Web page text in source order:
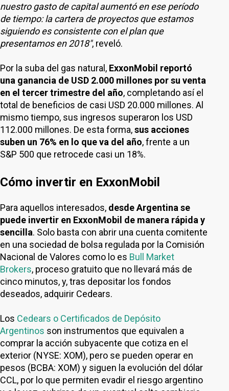
nuestro gasto de capital aumentó en ese período
de tiempo: la cartera de proyectos que estamos
siguiendo es consistente con el plan que
presentamos en 2018", reveló.
Por la suba del gas natural, ExxonMobil reportó
una ganancia de USD 2.000 millones por su venta
en el tercer trimestre del año, completando así el
total de beneficios de casi USD 20.000 millones. Al
mismo tiempo, sus ingresos superaron los USD
112.000 millones. De esta forma,sus acciones
suben un 76% en lo que va del año, frente a un
S&P 500 que retrocede casi un 18%.
Cómo invertir en ExxonMobil
Para aquellos interesados, desde Argentina se
puede invertir en ExxonMobil de manera rápida y
sencilla. Solo basta con abrir una cuenta comitente
en una sociedad de bolsa regulada por la Comisión
Nacional de Valores como lo es Bull Market
Brokers, proceso gratuito que no llevará más de
cinco minutos, y, tras depositar los fondos
deseados, adquirir Cedears.
Los Cedears o Certificados de Depósito
Argentinos son instrumentos que equivalen a
comprar la acción subyacente que cotiza en el
exterior (NYSE: XOM), pero se pueden operar en
pesos (BCBA: XOM) y siguen la evolución del dólar
CCL, por lo que permiten evadir el riesgo argentino